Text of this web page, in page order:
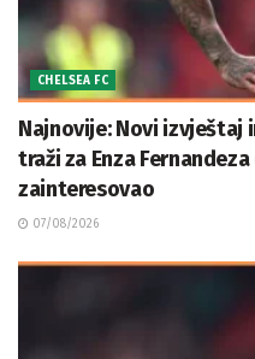
CHELSEA FC
Najnovije: Novi izvještaj
traži za Enza
zainteresovao
07/08/2026